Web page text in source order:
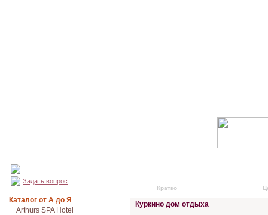
Задать вопрос
Каталог от А до Я
Arthurs SPA Hotel
Кратко
Куркино дом отдыха